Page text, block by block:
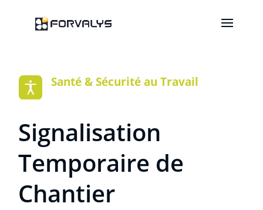
Santé & Sécurité au Travail
Signalisation
Temporaire de
Chantier